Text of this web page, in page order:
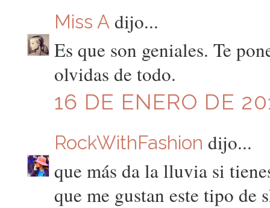
Miss Adijo...
Es que son geniales. Te
olvidas de todo.
16 DE ENERO DE
RockWithFashion dijo...
que más da la lluvia si
que me gustan este tipo de